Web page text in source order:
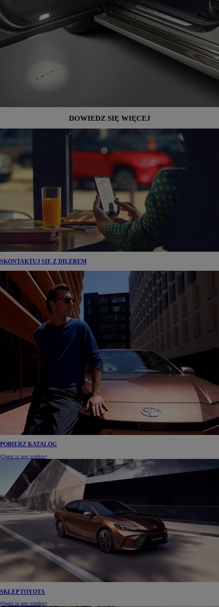
DOWIEDZ SIĘ WIĘCEJ
SKONTAKTUJ SIĘ Z DILEREM
POBIERZ KATALOG
(Opens in new window)
SKLEP TOYOTA
(Opens in new window)